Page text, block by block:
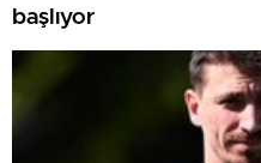
başlıyor